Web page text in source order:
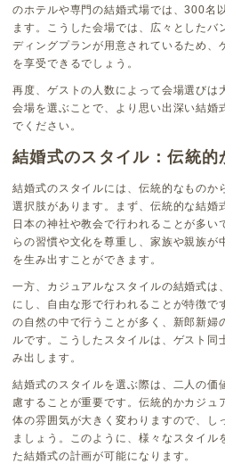
のホテルや専門の結婚式場では、300名
ます。こうした会場では、広々としたバ
ディングプランが用意されているため、
を享受できるでしょう。
再度、ゲストの人数によって会場選びは
会場を選ぶことで、より思い出深い結婚
でください。
結婚式のスタイル：伝統
結婚式のスタイルには、伝統的なものか
選択肢があります。まず、伝統的な結婚
日本の神社や教会で行われることが多い
らの習慣や文化を尊重し、家族や親族が
を生み出すことができます。
一方、カジュアルなスタイルの結婚式は
にし、自由な形で行われることが特徴で
の自然の中で行うことが多く、新郎新婦
ルです。こうしたスタイルは、ゲスト同
み出します。
結婚式のスタイルを選ぶ際は、二人の価
慮することが重要です。伝統的かカジュ
体の雰囲気が大きく変わりますので、し
ましょう。このように、様々なスタイル
た結婚式の計画が可能になります。